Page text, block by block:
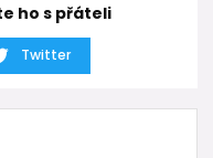
ho s přáteli
Twitter